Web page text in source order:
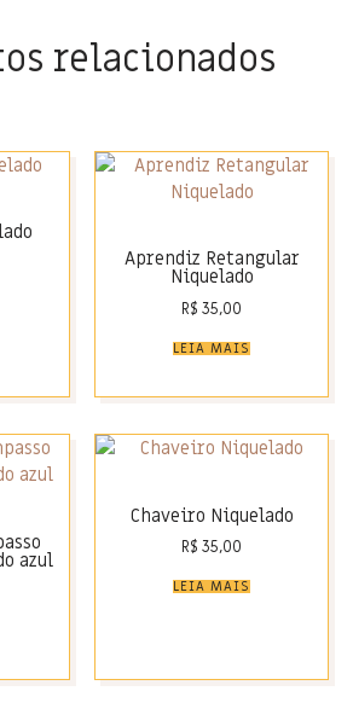
relacionados
Aprendiz Retangular
Niquelado
R$ 35,00
LEIA MAIS
azul
Chaveiro Niquelado
R$ 35,00
LEIA MAIS